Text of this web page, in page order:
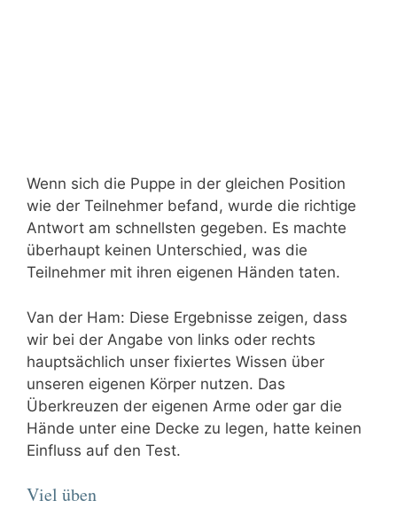
Wenn sich die Puppe in der gleichen Position
wie der Teilnehmer befand, wurde die richtige
Antwort am schnellsten gegeben. Es machte
überhaupt keinen Unterschied, was die
Teilnehmer mit ihren eigenen Händen taten.
Van der Ham: Diese Ergebnisse zeigen, dass
wir bei der Angabe von links oder rechts
hauptsächlich unser fixiertes Wissen über
unseren eigenen Körper nutzen. Das
Überkreuzen der eigenen Arme oder gar die
Hände unter eine Decke zu legen, hatte keinen
Einfluss auf den Test.
Viel üben